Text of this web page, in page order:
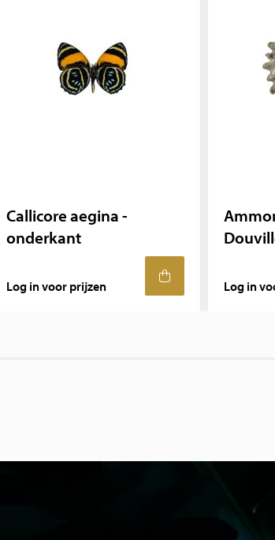
Callicore aegina -
onderkant
Log in voor prijzen Log in